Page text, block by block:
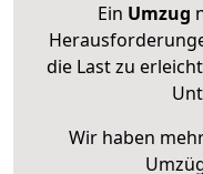
Ein Umzug
die Last zu
Wir haben